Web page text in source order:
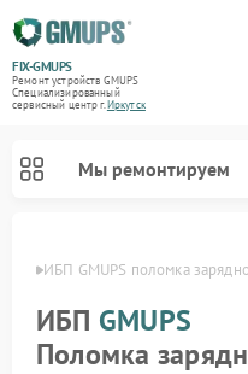
FIX-GMUPS
Ремонт устройств GMUPS
Специализированный
cервисный центр г.Иркутск
Мы ремонтируем
ИБП GMUPS поломка
ИБП GMUPS
Поломка